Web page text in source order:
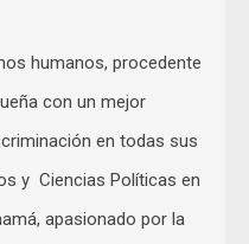
humanos, procedente
con un mejor
en todas sus
y Ciencias Políticas en
apasionado por la